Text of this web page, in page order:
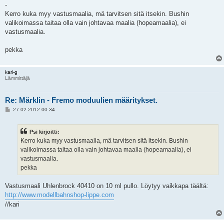
-
Kerro kuka myy vastusmaalia, mä tarvitsen sitä itsekin. Bushin
valikoimassa taitaa olla vain johtavaa maalia (hopeamaalia), ei
vastusmaalia.
pekka
kari-g
Lämmittäjä
Re: Märklin - Fremo moduulien määritykset.
V27.02.2012 00:34
Psi kirjoitti:
Kerro kuka myy vastusmaalia, mä tarvitsen sitä itsekin. Bushin
valikoimassa taitaa olla vain johtavaa maalia (hopeamaalia), ei
vastusmaalia.
pekka
Vastusmaali Uhlenbrock 40410 on 10 ml pullo. Löytyy vaikkapa täältä:
http://www.modellbahnshop-lippe.com
//kari